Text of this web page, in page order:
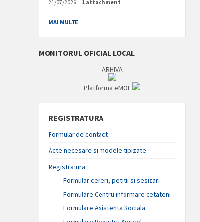
21/07/2026 1 attachment
MAI MULTE
MONITORUL OFICIAL LOCAL
ARHIVA
Platforma eMOL
REGISTRATURA
Formular de contact
Acte necesare si modele tipizate
Registratura
Formular cereri, petitii si sesizari
Formulare Centru informare cetateni
Formulare Asistenta Sociala